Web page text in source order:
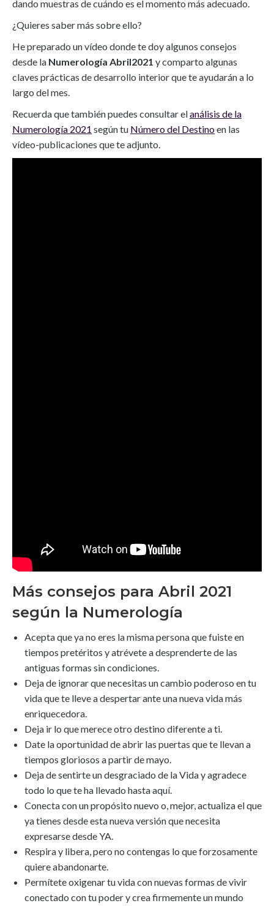
dando muestras de cuándo es el momento más adecuado.
¿Quieres saber más sobre ello?
He preparado un vídeo donde te doy algunos consejos
desde la Numerología Abril2021 y comparto algunas
claves prácticas de desarrollo interior que te ayudarán a lo
largo del mes.
Recuerda que también puedes consultar elanálisis de la
Numerología 2021 según tu Número del Destinoen las
vídeo-publicaciones que te adjunto.
Más consejos para Abril 2021
según la Numerología
Acepta que ya no eres la misma persona que fuiste en
tiempos pretéritos y atrévete a desprenderte de las
antiguas formas sin condiciones.
Deja de ignorar que necesitas un cambio poderoso en tu
vida que te lleve a despertar ante una nueva vida más
enriquecedora.
Deja ir lo que merece otro destino diferente a ti.
Date la oportunidad de abrir las puertas que te llevan a
tiempos gloriosos a partir de mayo.
Deja de sentirte un desgraciado de la Vida y agradece
todo lo que te ha llevado hasta aquí.
Conecta con un propósito nuevo o, mejor, actualiza el que
ya tienes desde esta nueva versión que necesita
expresarse desde YA.
Respira y libera, pero no contengas lo que forzosamente
quiere abandonarte.
Permítete oxigenar tu vida con nuevas formas de vivir
conectado con tu poder y crea firmemente un mundo